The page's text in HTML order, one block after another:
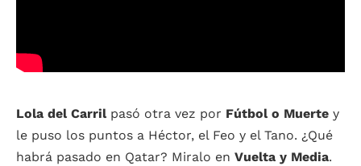
Lola del Carrilpasó otra vez por Fútbol o Muerte y
le puso los puntos a Héctor, el Feo y el Tano. ¿Qué
habrá pasado en Qatar? Miralo en Vuelta y Media.